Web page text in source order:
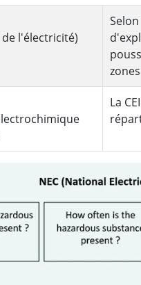
l'électricité)
La